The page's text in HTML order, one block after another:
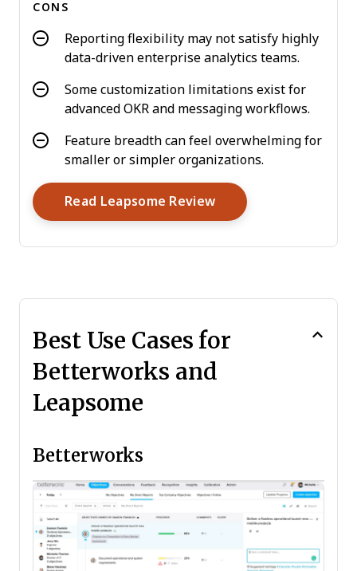
CONS
Reporting flexibility may not satisfy highly
data-driven enterprise analytics teams.
Some customization limitations exist for
advanced OKR and messaging workflows.
Feature breadth can feel overwhelming for
smaller or simpler organizations.
Read Leapsome ReviewOpens New Window
Best Use Cases for
Betterworks and
Leapsome
Betterworks